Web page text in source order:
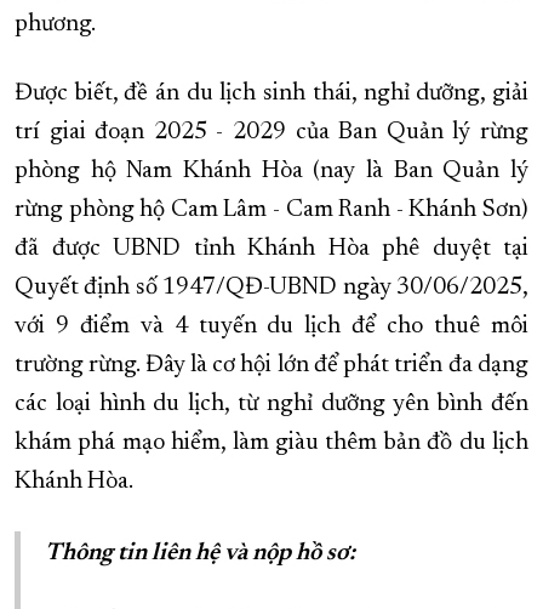
phương.
Được biết, đề án du lịch sinh thái, nghỉ dưỡng, giải
trí giai đoạn 2025 - 2029 của Ban Quản lý rừng
phòng hộ Nam Khánh Hòa (nay là Ban Quản lý
rừng phòng hộ Cam Lâm - Cam Ranh - Khánh Sơn)
đã được UBND tỉnh Khánh Hòa phê duyệt tại
Quyết định số 1947/QĐ-UBND ngày 30/06/2025,
với 9 điểm và 4 tuyến du lịch để cho thuê môi
trường rừng. Đây là cơ hội lớn để phát triển đa dạng
các loại hình du lịch, từ nghỉ dưỡng yên bình đến
khám phá mạo hiểm, làm giàu thêm bản đồ du lịch
Khánh Hòa.
Thông tin liên hệ và nộp hồ sơ: